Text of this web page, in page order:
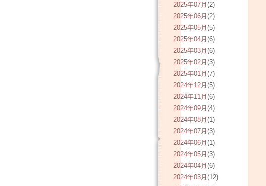
2025年07月 (2)
2025年06月 (2)
2025年05月 (5)
2025年04月 (6)
2025年03月 (6)
2025年02月 (3)
2025年01月 (7)
2024年12月 (5)
2024年11月 (6)
2024年09月 (4)
2024年08月 (1)
2024年07月 (3)
2024年06月 (1)
2024年05月 (3)
2024年04月 (6)
2024年03月 (12)